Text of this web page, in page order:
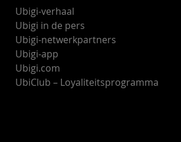
Ubigi-verhaal
Ubigi in de pers
Ubigi-netwerkpartners
Ubigi-app
Ubigi.com
UbiClub – Loyaliteitsprogramma